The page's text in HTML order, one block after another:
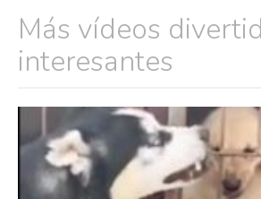
Más vídeos
interesantes